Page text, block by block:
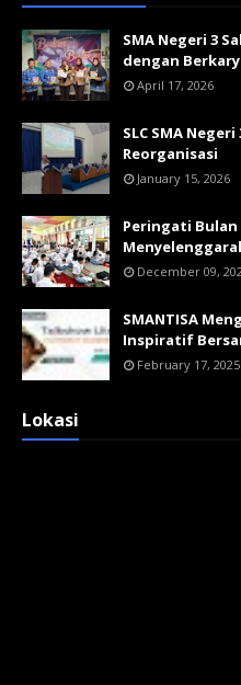
SMA Negeri 3
dengan
April 17, 2026
SLC SMA
Reorganisasi
January 15, 2026
Peringati Bulan
December 09,
SMANTISA
Inspiratif
February 17, 2025
Lokasi